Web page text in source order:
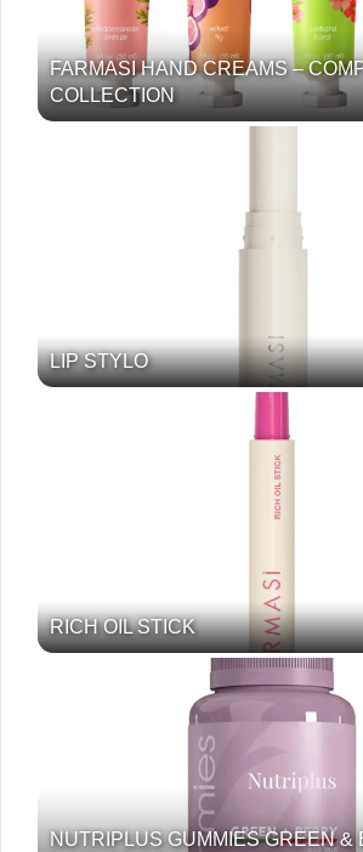
FARMASI HAND CREAMS –
COLLECTION
LIP STYLO
RICH OIL STICK
NUTRIPLUS GUMMIES GREEN &